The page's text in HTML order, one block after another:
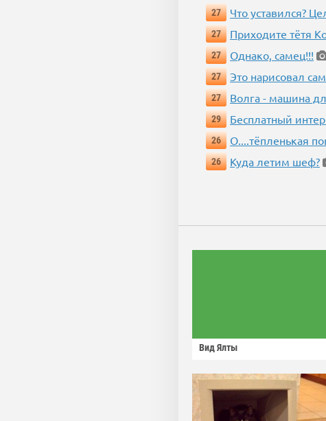
27
Что уставился?
27
Приходите тётя
27
Однако, самец!!!
27
Это нарисовал
27
Волга - машина
29
Бесплатный
26
О....тёпленькая
26
Куда летим шеф?
Вид Ялты